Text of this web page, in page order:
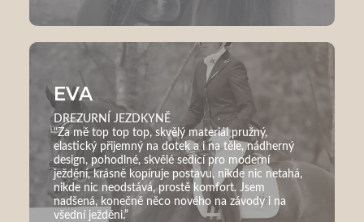
EVA
DREZURNÍ JEZDKYNĚ
"Za mě top top top, skvělý materiál pružný,
elastický přijemný na dotek a i na těle, nádherný
design, pohodlné, skvělé sedící pro moderní
ježdění, krásně kopíruje postavu, nikde nic netahá,
nikde nic neodstává, prostě komfort. Jsem
nadšená, konečně něco nového na závody i na
všední ježděni.”